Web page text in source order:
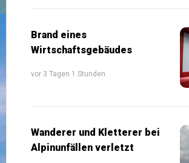
Brand eines
Wirtschaftsgebäudes
vor 3 Tagen 1 Stunden
Wanderer und Kletterer bei
Alpinunfällen verletzt